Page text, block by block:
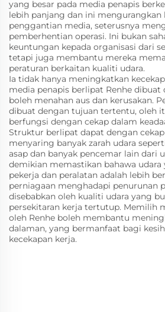
yang besar pada media penapis
lebih panjang dan ini mengurangkan
penggantian media, seterusnya
pemberhentian operasi. Ini bukan
keuntungan kepada organisasi dari
tetapi juga membantu mereka
peraturan berkaitan kualiti udara.
Ia tidak hanya meningkatkan
media penapis berlipat Renhe dibuat
boleh menahan aus dan kerusakan.
dibuat dengan tujuan tertentu, oleh
berfungsi dengan cekap dalam
Struktur berlipat dapat dengan
menyaring banyak zarah udara
asap dan banyak pencemar lain dari
demikian memastikan bahawa
pekerja dan peralatan adalah lebih
perniagaan menghadapi penurunan
disebabkan oleh kualiti udara yang
persekitaran kerja tertutup. Memilih
oleh Renhe boleh membantu
dalaman, yang bermanfaat bagi
kecekapan kerja.